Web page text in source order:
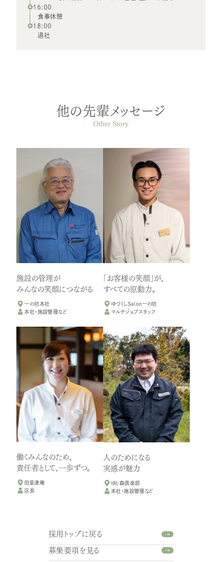
16:00
食事休憩
18:00
退社
他の先輩メッセージ
Other Story
施設の管理が
みんなの笑顔につながる
一の坊本社
本社・施設管理など
「お客様の笑顔」が、
すべての原動力。
ゆづくしSalon一の坊
マルチジョブスタッフ
働くみんなのため、
責任者として、一歩ずつ。
田里津庵
店長
人のためになる
実感が魅力
ゆと森倶楽部
本社・施設管理など
採用トップに戻る
募集要項を見る